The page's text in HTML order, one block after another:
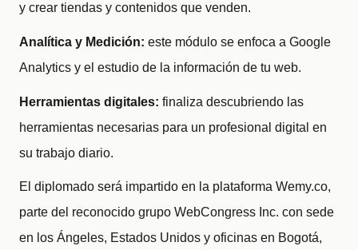
y crear tiendas y contenidos que venden.
Analítica y Medición: este módulo se enfoca a Google
Analytics y el estudio de la información de tu web.
Herramientas digitales: finaliza descubriendo las
herramientas necesarias para un profesional digital en
su trabajo diario.
El diplomado será impartido en la plataforma Wemy.co,
parte del reconocido grupo WebCongress Inc. con sede
en los Ángeles, Estados Unidos y oficinas en Bogotá,